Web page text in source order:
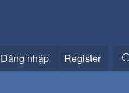
Đăng nhập Register